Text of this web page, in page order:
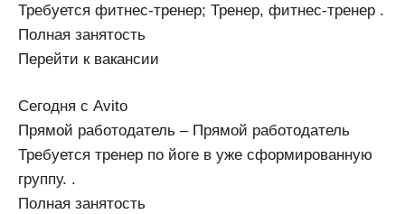
Требуется фитнес-тренер; Тренер, фитнес-тренер .
Полная занятость
Перейти к вакансии
Сегодня с Avito
Прямой работодатель – Прямой работодатель
Требуется тренер по йоге в уже сформированную
группу. .
Полная занятость